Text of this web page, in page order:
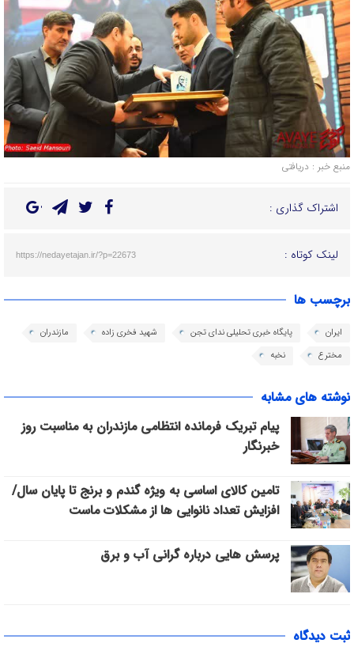
منبع خبر : دریافتی
اشتراک گذاری :
لینک کوتاه : https://nedayetajan.ir/?p=22673
برچسب ها
ایران پایگاه خبری تحلیلی ندای تجن شهید فخری زاده
مازندران
مخترع
نخبه
نوشته های مشابه
پیام تبریک فرمانده انتظامی مازندران به مناسبت روز
خبرنگار
تامین کالای اساسی به ویژه گندم و برنج تا پایان سال/
افزایش تعداد نانوایی ها از مشکلات ماست
پرسش هایی درباره گرانی آب و برق
ثبت دیدگاه